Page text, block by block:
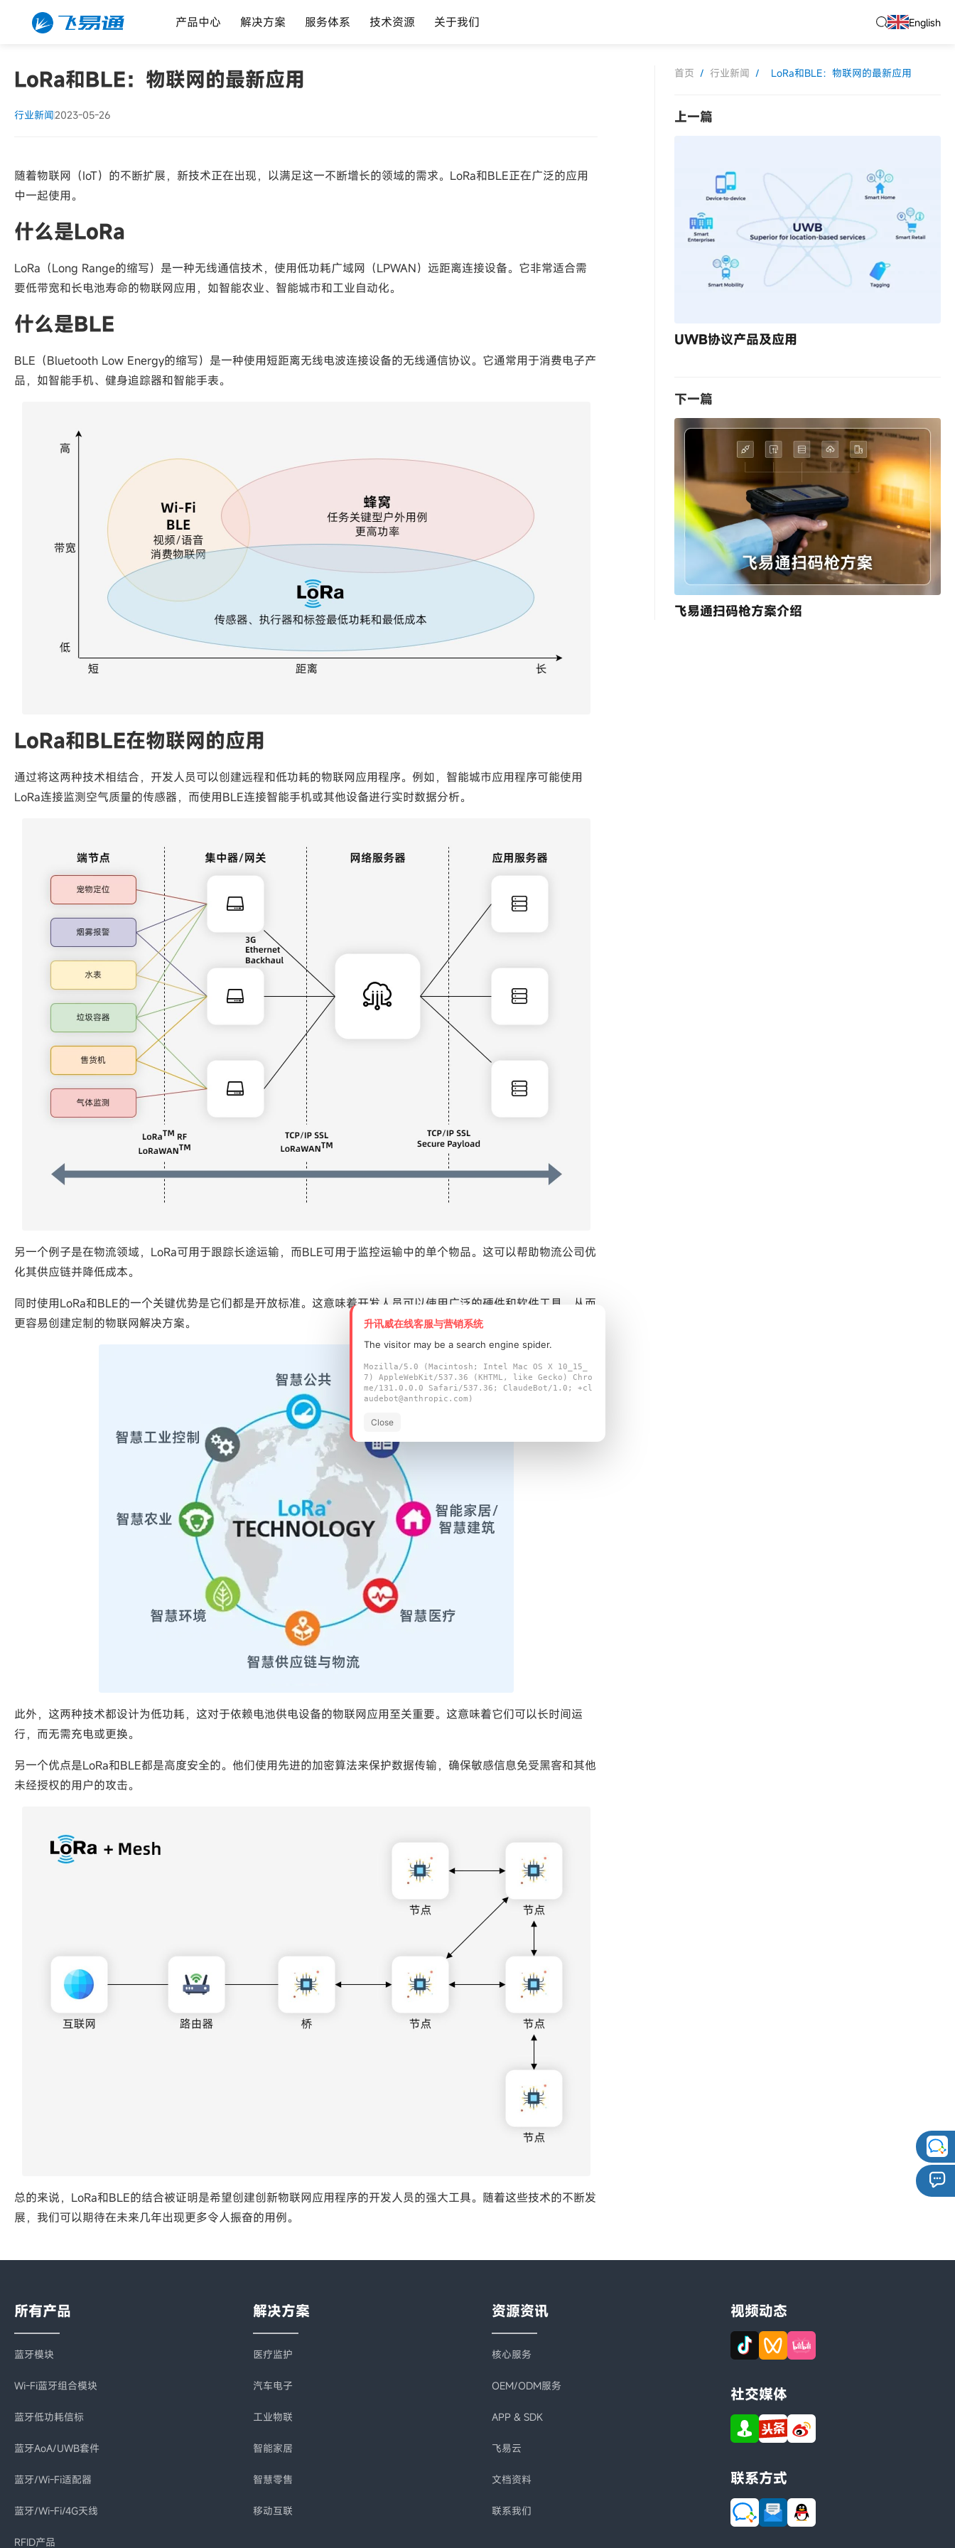
产品中心 解决方案 服务体系 技术资源 关于我们 English
LoRa和BLE：物联网的最新应用
行业新闻2023-05-26
随着物联网（IoT）的不断扩展，新技术正在出现，以满足这一不断增长的领域的需求。LoRa和BLE正在广泛的应用
中一起使用。
什么是LoRa
LoRa（Long Range的缩写）是一种无线通信技术，使用低功耗广域网（LPWAN）远距离连接设备。它非常适合需
要低带宽和长电池寿命的物联网应用，如智能农业、智能城市和工业自动化。
什么是BLE
BLE（Bluetooth Low Energy的缩写）是一种使用短距离无线电波连接设备的无线通信协议。它通常用于消费电子产
品，如智能手机、健身追踪器和智能手表。
LoRa和BLE在物联网的应用
通过将这两种技术相结合，开发人员可以创建远程和低功耗的物联网应用程序。例如，智能城市应用程序可能使用
LoRa连接监测空气质量的传感器，而使用BLE连接智能手机或其他设备进行实时数据分析。
另一个例子是在物流领域，LoRa可用于跟踪长途运输，而BLE可用于监控运输中的单个物品。这可以帮助物流公司优
化其供应链并降低成本。
同时使用LoRa和BLE的一个关键优势是它们都是开放标准。这意味着开发人员可以使用广泛的硬件和软件工具，从而
更容易创建定制的物联网解决方案。
此外，这两种技术都设计为低功耗，这对于依赖电池供电设备的物联网应用至关重要。这意味着它们可以长时间运
行，而无需充电或更换。
另一个优点是LoRa和BLE都是高度安全的。他们使用先进的加密算法来保护数据传输，确保敏感信息免受黑客和其他
未经授权的用户的攻击。
总的来说，LoRa和BLE的结合被证明是希望创建创新物联网应用程序的开发人员的强大工具。随着这些技术的不断发
展，我们可以期待在未来几年出现更多令人振奋的用例。
首页 / 行业新闻 / LoRa和BLE：物联网的最新应用
上一篇
UWB协议产品及应用
下一篇
飞易通扫码枪方案介绍
所有产品
蓝牙模块
Wi-Fi蓝牙组合模块
蓝牙低功耗信标
蓝牙AoA/UWB套件
蓝牙/Wi-Fi适配器
蓝牙/Wi-Fi/4G天线
RFID产品
解决方案
医疗监护
汽车电子
工业物联
智能家居
智慧零售
移动互联
资源资讯
核心服务
OEM/ODM服务
APP & SDK
飞易云
文档资料
联系我们
视频动态
社交媒体
联系方式
升讯威在线客服与营销系统
The visitor may be a search engine spider.
Mozilla/5.0 (Macintosh; Intel Mac OS X 10_15_
7) AppleWebKit/537.36 (KHTML, like Gecko) Chro
me/131.0.0.0 Safari/537.36; ClaudeBot/1.0; +cl
audebot@anthropic.com)
Close